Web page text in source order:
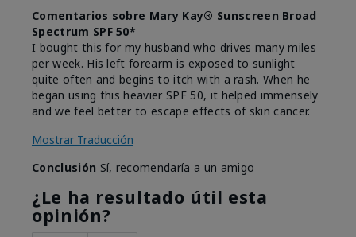
Comentarios sobre Mary Kay® Sunscreen Broad
Spectrum SPF 50*
I bought this for my husband who drives many miles
per week. His left forearm is exposed to sunlight
quite often and begins to itch with a rash. When he
began using this heavier SPF 50, it helped immensely
and we feel better to escape effects of skin cancer.
Mostrar Traducción
Conclusión Sí, recomendaría a un amigo
¿Le ha resultado útil esta
opinión?